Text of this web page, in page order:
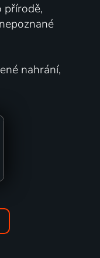
přírodě,
nahrání,